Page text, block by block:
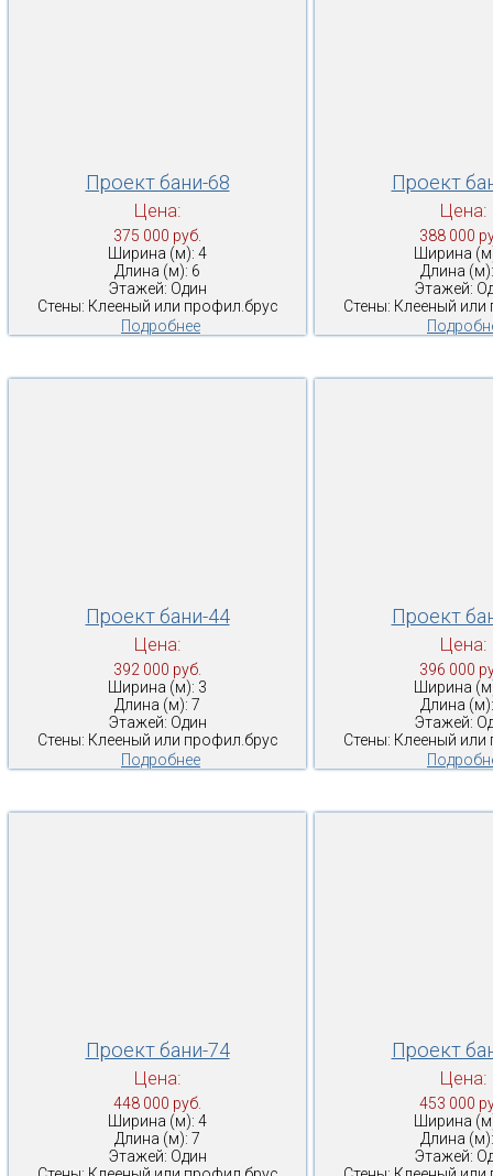
Проект бани-68
Цена:
375 000 руб.
Ширина (м): 4
Длина (м): 6
Этажей: Один
Стены: Клееный или профил.брус
Подробнее
Проект
Цена:
388 000
Ширина
Длина
Этажей:
Стены: Клееный или
Проект бани-44
Цена:
392 000 руб.
Ширина (м): 3
Длина (м): 7
Этажей: Один
Стены: Клееный или профил.брус
Подробнее
Проект
Цена:
396 000
Ширина
Длина
Этажей:
Стены: Клееный или
Проект бани-74
Цена:
448 000 руб.
Ширина (м): 4
Длина (м): 7
Этажей: Один
Проект
Цена:
453 000
Ширина
Длина
Этажей: